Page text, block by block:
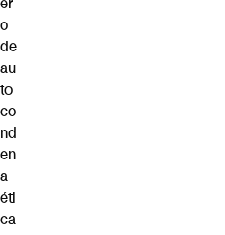
o
de
au
to
co
nd
en
a
éti
ca